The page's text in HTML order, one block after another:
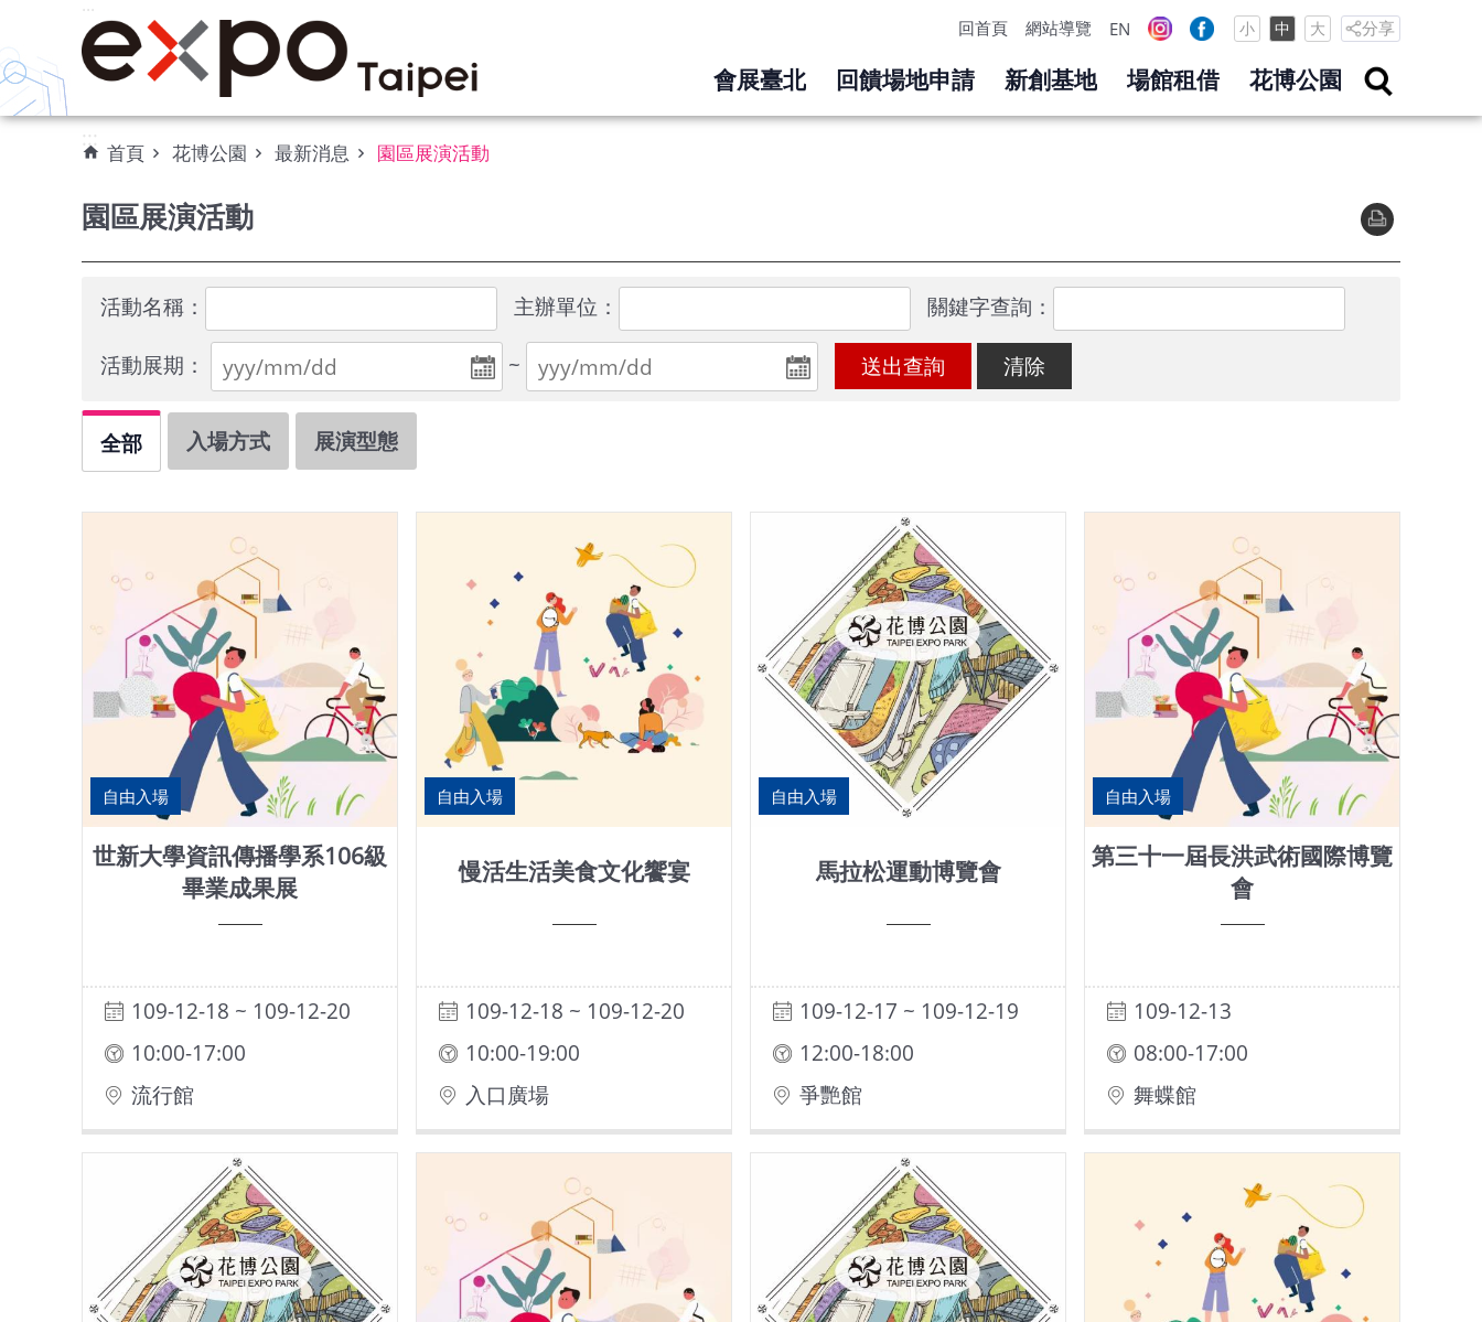
跳到主要內容區塊
:::
回首頁 網站導覽 EN 小 中 大 分享
會展臺北 回饋場地申請 新創基地 場館租借 花博公園
:::
首頁 花博公園 最新消息 園區展演活動
園區展演活動
活動名稱： 主辦單位：
關鍵字查詢：
活動展期：
~
全部 入場方式 展演型態
自由入場
世新大學資訊傳播學系106級
畢業成果展
109-12-18 ~ 109-12-20
10:00-17:00
流行館
自由入場
慢活生活美食文化饗宴
109-12-18 ~ 109-12-20
10:00-19:00
入口廣場
自由入場
馬拉松運動博覽會
109-12-17 ~ 109-12-19
12:00-18:00
爭艷館
自由入場
第三十一屆長洪武術國際博覽
會
109-12-13
08:00-17:00
舞蝶館